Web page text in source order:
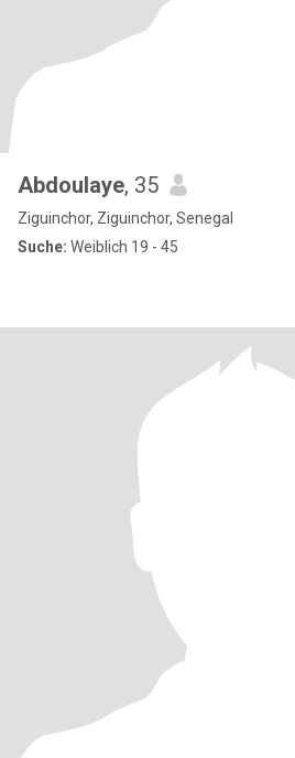
Abdoulaye, 35
Ziguinchor, Ziguinchor, Senegal
Suche: Weiblich 19 - 45